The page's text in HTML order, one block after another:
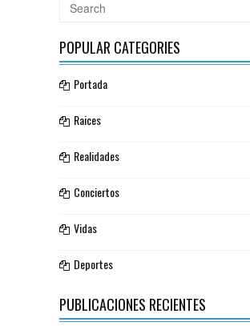
POPULAR CATEGORIES
Portada
Raices
Realidades
Conciertos
Vidas
Deportes
PUBLICACIONES RECIENTES